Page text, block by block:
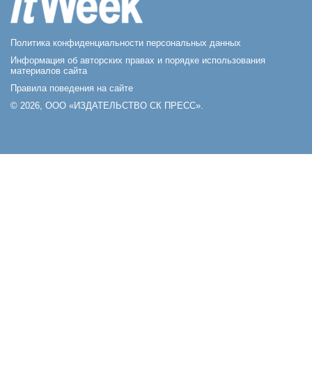
Политика конфиденциальности персональных данных
Информация об авторских правах и порядке использования
материалов сайта
Правила поведения на сайте
© 2026, ООО «ИЗДАТЕЛЬСТВО СК ПРЕСС».